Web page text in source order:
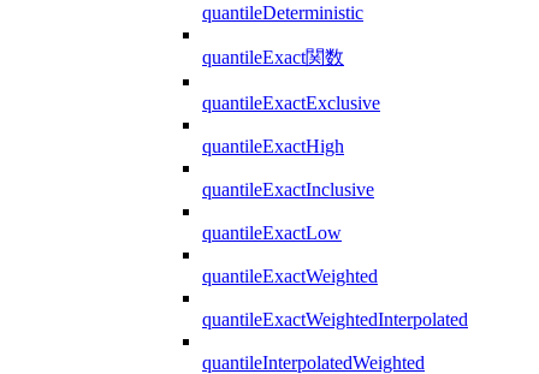
quantileDeterministic
quantileExact関数
quantileExactExclusive
quantileExactHigh
quantileExactInclusive
quantileExactLow
quantileExactWeighted
quantileExactWeightedInterpolated
quantileInterpolatedWeighted